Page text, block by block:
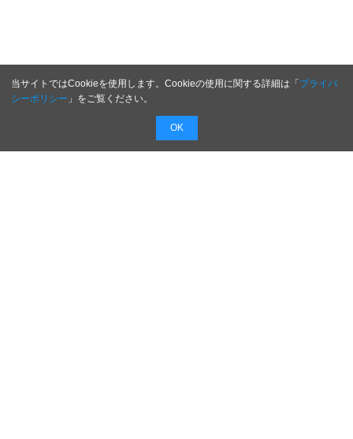
当サイトではCookieを使用します。Cookieの使用に関する詳細は「プライバ
シーポリシー 」をご覧ください。
OK